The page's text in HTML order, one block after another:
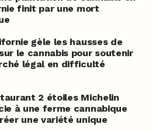
finit par une mort
gèle les hausses de
le cannabis pour soutenir
légal en difficulté
2 étoiles Michelin
à une ferme cannabique
une variété unique